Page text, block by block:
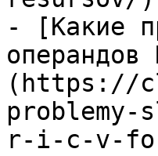
- [Какие
(https://
r-i-c-v-